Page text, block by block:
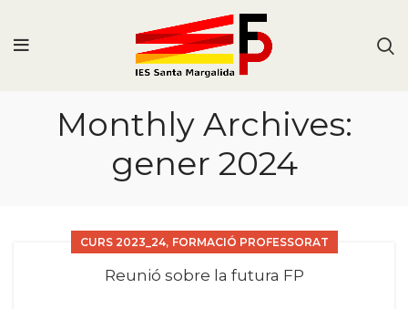
Monthly Archives:
gener 2024
CURS 2023_24, FORMACIÓ PROFESSORAT
Reunió sobre la futura FP